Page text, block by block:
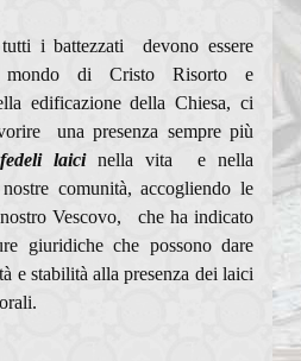
i battezzati devono essere
di Cristo Risorto e
edificazione della Chiesa, ci
una presenza sempre più
fedeli laicinella vita e nella
comunità, accogliendo le
Vescovo, che ha indicato
giuridiche che possono dare
e stabilità alla presenza dei laici